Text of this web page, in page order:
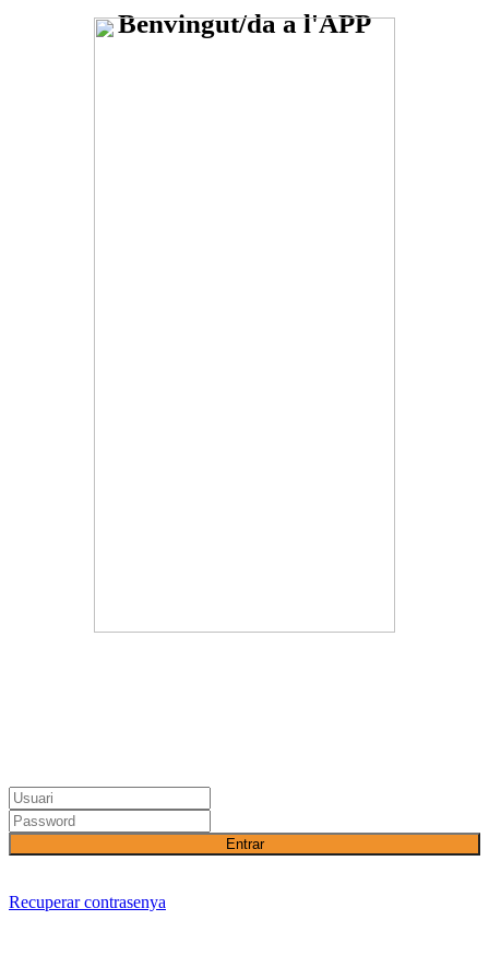
Benvingut/da a l'APP
Entrar
Recuperar contrasenya